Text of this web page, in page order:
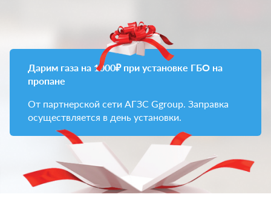
Дарим газа на 1000₽ при установке ГБО на
пропане
От партнерской сети АГЗС Ggroup. Заправка
осуществляется в день установки.